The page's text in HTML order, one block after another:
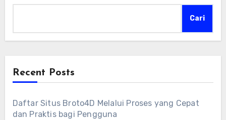
Cari
Recent Posts
Daftar Situs Broto4D Melalui Proses yang Cepat
dan Praktis bagi Pengguna